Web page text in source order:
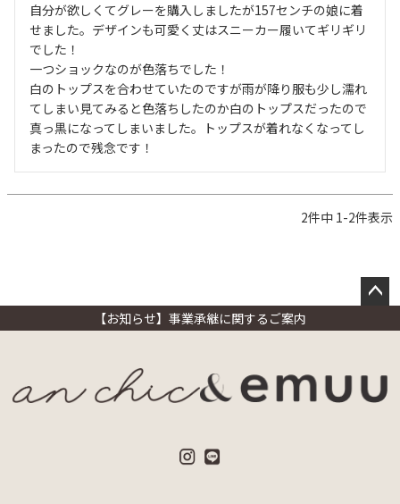
自分が欲しくてグレーを購入しましたが157センチの娘に着
せました。デザインも可愛く丈はスニーカー履いてギリギリ
でした！
一つショックなのが色落ちでした！
白のトップスを合わせていたのですが雨が降り服も少し濡れ
てしまい見てみると色落ちしたのか白のトップスだったので
真っ黒になってしまいました。トップスが着れなくなってし
2件中 1-2件表示
ジト
へ
【お知らせ】事業承継に関するご案内